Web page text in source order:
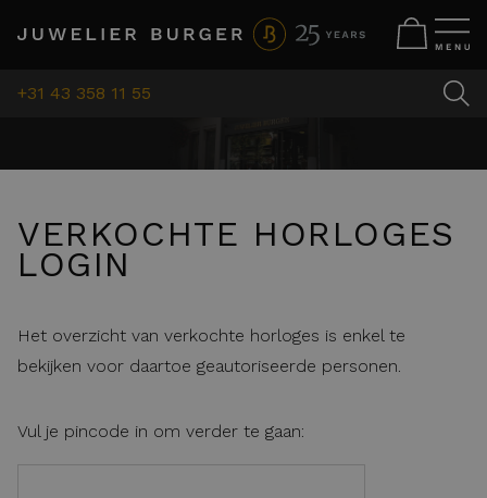
+31 43 358 11 55
VERKOCHTE HORLOGES
LOGIN
Het overzicht van verkochte horloges is enkel te
bekijken voor daartoe geautoriseerde personen.
Vul je pincode in om verder te gaan: